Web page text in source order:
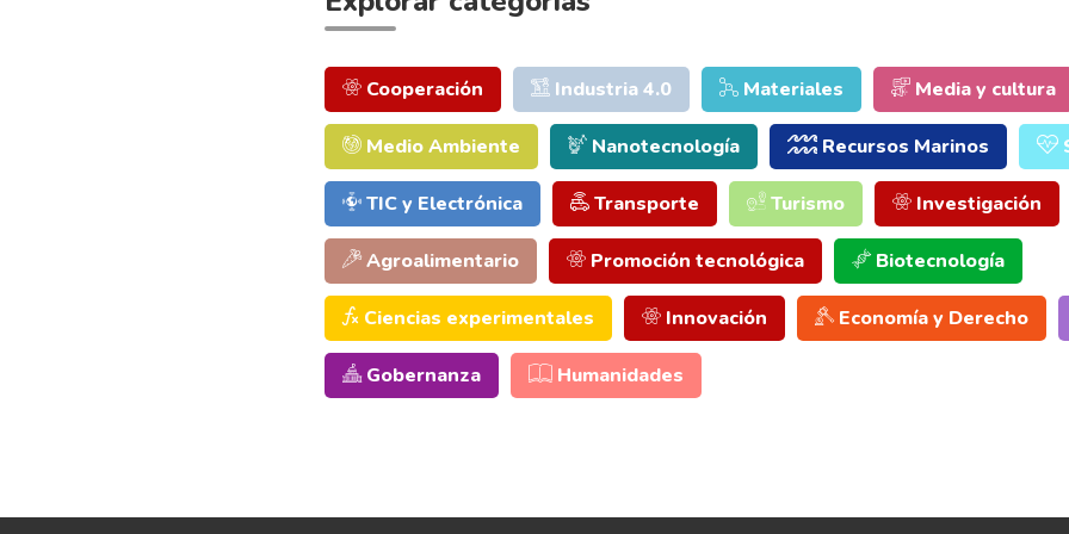
Cooperación Industria 4.0 Materiales Media y cultura
Medio Ambiente Nanotecnología Recursos Marinos
TIC y Electrónica Transporte Turismo Investigación
Agroalimentario Promoción tecnológica Biotecnología
Ciencias experimentales Innovación Economía y Derecho
Gobernanza Humanidades